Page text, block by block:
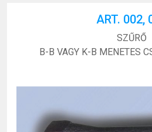
ART. 002,
SZŰRŐ
B-B VAGY K-B MENETES